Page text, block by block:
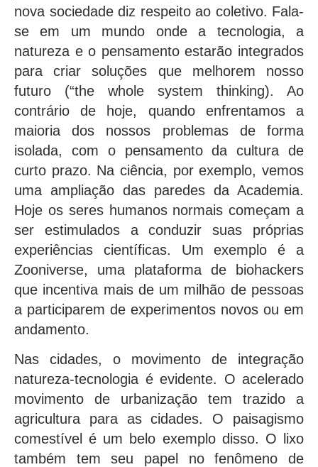
nova sociedade diz respeito ao coletivo. Fala-
se em um mundo onde a tecnologia, a
natureza e o pensamento estarão integrados
para criar soluções que melhorem nosso
futuro (“the whole system thinking). Ao
contrário de hoje, quando enfrentamos a
maioria dos nossos problemas de forma
isolada, com o pensamento da cultura de
curto prazo. Na ciência, por exemplo, vemos
uma ampliação das paredes da Academia.
Hoje os seres humanos normais começam a
ser estimulados a conduzir suas próprias
experiências científicas. Um exemplo é a
Zooniverse, uma plataforma de biohackers
que incentiva mais de um milhão de pessoas
a participarem de experimentos novos ou em
andamento.
Nas cidades, o movimento de integração
natureza-tecnologia é evidente. O acelerado
movimento de urbanização tem trazido a
agricultura para as cidades. O paisagismo
comestível é um belo exemplo disso. O lixo
também tem seu papel no fenômeno de